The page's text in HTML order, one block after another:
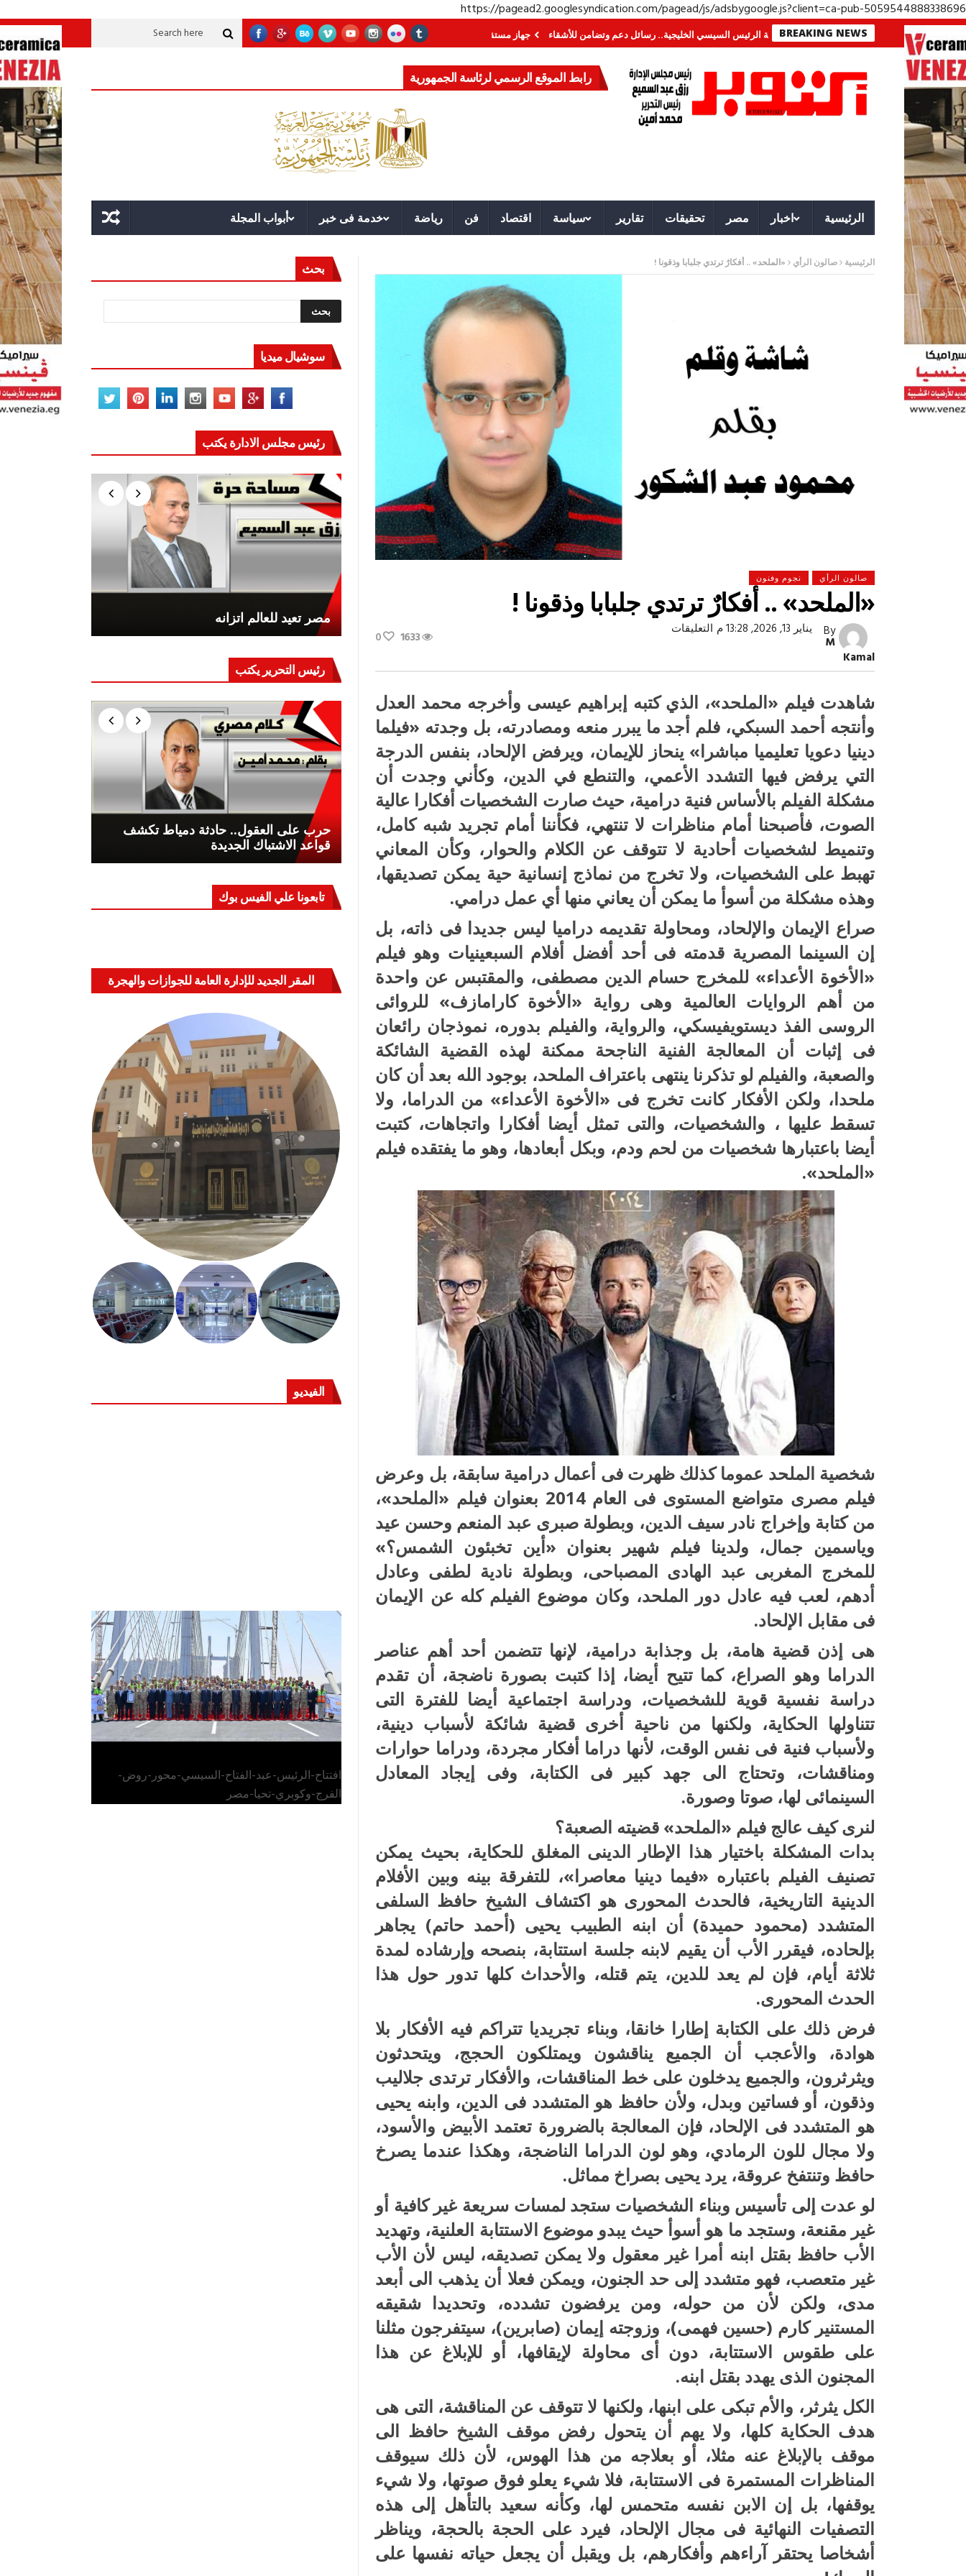
https://pagead2.googlesyndication.com/pagead/js/adsbygoogle.js?client=ca-pub-5059544888338696
BREAKING NEWSلا تُرى.. وحراس لا ينامون جولة الرئيس السيسي الخليجية.. رسائل دعم وتضامن للأشقاء جهاز مستقبل مصر نموذجا.. لماذا تُنشئ الدول كيانات تنموية عملاقة؟ قوة الدولة.. عندما يصبح التخطيط خط الدفاع الأول القيادة الاستراتيجية..
رابط الموقع الرسمي لرئاسة الجمهورية
الرئيسية اخبار مصر تحقيقات تقارير سياسة اقتصاد فن رياضة خدمة فى خبر أبواب المجلة
الرئيسية صالون الرأي «الملحد» .. أفكارٌ ترتدي جلبابا وذقونا !
صالون الرأي نجوم وفنون
«الملحد» .. أفكارٌ ترتدي جلبابا وذقونا !
By
M
Kamal
يناير 13, 2026, 13:28 م التعليقات
ترتدي
وذقونا
!
مغلقة
1633
0
شاهدت فيلم «الملحد»، الذي كتبه إبراهيم عيسى وأخرجه محمد العدل
وأنتجه أحمد السبكي، فلم أجد ما يبرر منعه ومصادرته، بل وجدته «فيلما
دينيا دعويا تعليميا مباشرا» ينحاز للإيمان، ويرفض الإلحاد، بنفس الدرجة
التي يرفض فيها التشدد الأعمي، والتنطع في الدين، وكأني وجدت أن
مشكلة الفيلم بالأساس فنية درامية، حيث صارت الشخصيات أفكارا عالية
الصوت، فأصبحنا أمام مناظرات لا تنتهي، فكأننا أمام تجريد شبه كامل،
وتنميط لشخصيات أحادية لا تتوقف عن الكلام والحوار، وكأن المعاني
تهبط على الشخصيات، ولا تخرج من نماذج إنسانية حية يمكن تصديقها،
وهذه مشكلة من أسوأ ما يمكن أن يعاني منها أي عمل درامي.
صراع الإيمان والإلحاد، ومحاولة تقديمه دراميا ليس جديدا فى ذاته، بل
إن السينما المصرية قدمته فى أحد أفضل أفلام السبعينيات وهو فيلم
«الأخوة الأعداء» للمخرج حسام الدين مصطفى، والمقتبس عن واحدة
من أهم الروايات العالمية وهى رواية «الأخوة كارامازف» للروائى
الروسى الفذ ديستويفيسكي، والرواية، والفيلم بدوره، نموذجان رائعان
فى إثبات أن المعالجة الفنية الناجحة ممكنة لهذه القضية الشائكة
والصعبة، والفيلم لو تذكرنا ينتهى باعتراف الملحد، بوجود الله بعد أن كان
ملحدا، ولكن الأفكار كانت تخرج فى «الأخوة الأعداء» من الدراما، ولا
تسقط عليها ، والشخصيات، والتى تمثل أيضا أفكارا واتجاهات، كتبت
أيضا باعتبارها شخصيات من لحم ودم، وبكل أبعادها، وهو ما يفتقده فيلم
«الملحد».
شخصية الملحد عموما كذلك ظهرت فى أعمال درامية سابقة، بل وعرض
فيلم مصرى متواضع المستوى فى العام 2014 بعنوان فيلم «الملحد»،
من كتابة وإخراج نادر سيف الدين، وبطولة صبرى عبد المنعم وحسن عيد
وياسمين جمال، ولدينا فيلم شهير بعنوان «أين تخبئون الشمس؟»
للمخرج المغربى عبد الهادى المصباحى، وبطولة نادية لطفى وعادل
أدهم، لعب فيه عادل دور الملحد، وكان موضوع الفيلم كله عن الإيمان
فى مقابل الإلحاد.
هى إذن قضية هامة، بل وجذابة درامية، لإنها تتضمن أحد أهم عناصر
الدراما وهو الصراع، كما تتيح أيضا، إذا كتبت بصورة ناضجة، أن تقدم
دراسة نفسية قوية للشخصيات، ودراسة اجتماعية أيضا للفترة التى
تتناولها الحكاية، ولكنها من ناحية أخرى قضية شائكة لأسباب دينية،
ولأسباب فنية فى نفس الوقت، لأنها دراما أفكار مجردة، ودراما حوارات
ومناقشات، وتحتاج الى جهد كبير فى الكتابة، وفى إيجاد المعادل
السينمائى لها، صوتا وصورة.
لنرى كيف عالج فيلم «الملحد» قضيته الصعبة؟
بدات المشكلة باختيار هذا الإطار الدينى المغلق للحكاية، بحيث يمكن
تصنيف الفيلم باعتباره «فيما دينيا معاصرا»، للتفرقة بينه وبين الأفلام
الدينية التاريخية، فالحدث المحورى هو اكتشاف الشيخ حافظ السلفى
المتشدد (محمود حميدة) أن ابنه الطبيب يحيى (أحمد حاتم) يجاهر
بإلحاده، فيقرر الأب أن يقيم لابنه جلسة استتابة، بنصحه وإرشاده لمدة
ثلاثة أيام، فإن لم يعد للدين، يتم قتله، والأحداث كلها تدور حول هذا
الحدث المحورى.
فرض ذلك على الكتابة إطارا خانقا، وبناء تجريديا تتراكم فيه الأفكار بلا
هوادة، والأعجب أن الجميع يناقشون ويمتلكون الحجج، ويتحدثون
ويثرثرون، والجميع يدخلون على خط المناقشات، والأفكار ترتدى جلاليب
وذقون، أو فساتين وبدل، ولأن حافظ هو المتشدد فى الدين، وابنه يحيى
هو المتشدد فى الإلحاد، فإن المعالجة بالضرورة تعتمد الأبيض والأسود،
ولا مجال للون الرمادي، وهو لون الدراما الناضجة، وهكذا عندما يصرخ
حافظ وتنتفخ عروقة، يرد يحيى بصراخ مماثل.
لو عدت إلى تأسيس وبناء الشخصيات ستجد لمسات سريعة غير كافية أو
غير مقنعة، وستجد ما هو أسوأ حيث يبدو موضوع الاستتابة العلنية، وتهديد
الأب حافظ بقتل ابنه أمرا غير معقول ولا يمكن تصديقه، ليس لأن الأب
غير متعصب، فهو متشدد إلى حد الجنون، ويمكن فعلا أن يذهب الى أبعد
مدى، ولكن لأن من حوله، ومن يرفضون تشدده، وتحديدا شقيقه
المستنير كارم (حسين فهمى)، وزوجته إيمان (صابرين)، سيتفرجون مثلنا
على طقوس الاستتابة، دون أى محاولة لإيقافها، أو للإبلاغ عن هذا
المجنون الذى يهدد بقتل ابنه.
الكل يثرثر، والأم تبكى على ابنها، ولكنها لا تتوقف عن المناقشة، التى هى
هدف الحكاية كلها، ولا يهم أن يتحول رفض موقف الشيخ حافظ الى
موقف بالإبلاغ عنه مثلا، أو بعلاجه من هذا الهوس، لأن ذلك سيوقف
المناظرات المستمرة فى الاستتابة، فلا شيء يعلو فوق صوتها، ولا شيء
يوقفها، بل إن الابن نفسه متحمس لها، وكأنه سعيد بالتأهل إلى هذه
التصفيات النهائية فى مجال الإلحاد، فيرد على الحجة بالحجة، ويناظر
أشخاصا يحتقر آراءهم وأفكارهم، بل ويقبل أن يجعل حياته نفسها على
بحث
سوشيال ميديا
رئيس مجلس الادارة يكتب
مصر تعيد للعالم اتزانه أكتوبر «النصر» و«المجلة» التشجيع «أخلاق» وليس «تحفيل»
رئيس التحرير يكتب
حرب على العقول.. حادثة دمياط تكشف
قواعد الاشتباك الجديدة
كيف تحمي مصر ثرواتها في الجنوب؟
معركة لا تُرى.. وحراس لا ينامون
جهاز مستقبل مصر نموذجا.. لماذا تُنشئ
الدول كيانات تنموية عملاقة؟
تابعونا علي الفيس بوك
المقر الجديد للإدارة العامة للجوازات والهجرة
الفيديو
الرئيس عبد الفتاح السيسي يفتتح محور روض
الفرج وكوبري تحيا مصر
افتتاح-الرئيس-عبد-الفتاح-السيسي-محور-روض-
الفرج-وكوبري-تحيا-مصر